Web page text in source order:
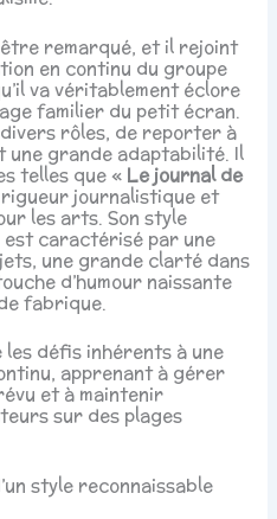
remarqué, et il rejoint
en continu du groupe
va véritablement éclore
familier du petit écran.
divers rôles, de reporter à
grande adaptabilité. Il
telles que « Le journal de
rigueur journalistique et
les arts. Son style
est caractérisé par une
une grande clarté dans
d’humour naissante
fabrique.
les défis inhérents à une
apprenant à gérer
et à maintenir
sur des plages
style reconnaissable